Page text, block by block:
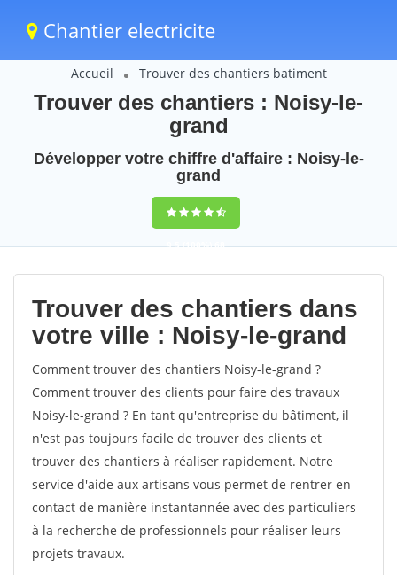
Chantier electricite
Accueil Trouver des chantiers batiment
Trouver des chantiers : Noisy-le-
grand
Développer votre chiffre d'affaire : Noisy-le-
grand
9,5(100%)68
votes
Trouver des chantiers dans
votre ville : Noisy-le-grand
Comment trouver des chantiers Noisy-le-grand ?
Comment trouver des clients pour faire des travaux
Noisy-le-grand ? En tant qu'entreprise du bâtiment, il
n'est pas toujours facile de trouver des clients et
trouver des chantiers à réaliser rapidement. Notre
service d'aide aux artisans vous permet de rentrer en
contact de manière instantannée avec des particuliers
à la recherche de professionnels pour réaliser leurs
projets travaux.